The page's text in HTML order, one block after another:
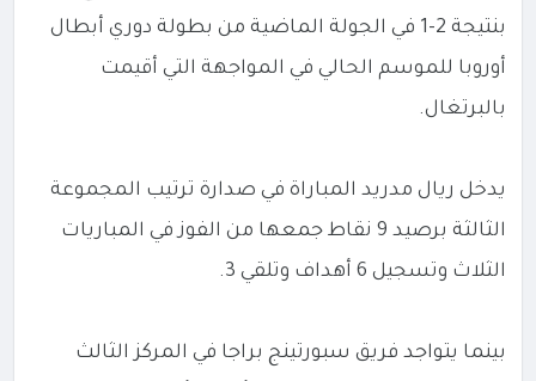
بنتيجة 2-1 في الجولة الماضية من بطولة دوري أبطال
أوروبا للموسم الحالي في المواجهة التي أقيمت
بالبرتغال.
يدخل ريال مدريد المباراة في صدارة ترتيب المجموعة
الثالثة برصيد 9 نقاط جمعها من الفوز في المباريات
الثلاث وتسجيل 6 أهداف وتلقي 3.
بينما يتواجد فريق سبورتينج براجا في المركز الثالث